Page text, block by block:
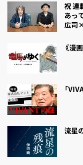
祝 連
あっ
広司
《漫
「
流星